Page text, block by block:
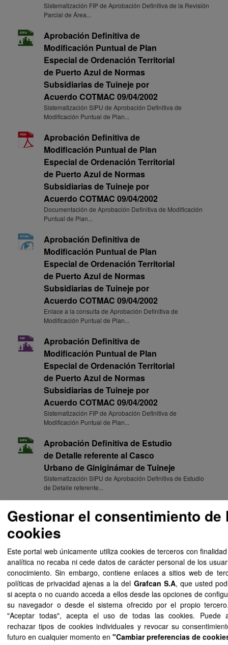
Sistematización FIP de Aprobación Definitiva de la Revisión
Parcial de Área...
Aprobación Definitiva de
Modificación Puntual de Plan
Especial de Ordenación Territorial
de Puerto Azul de Normas
Subsidiarias de Tuineje por
Acuerdo COTMAC 09/04/2002
Sistematización SIPU de Aprobación Definitiva de
Modificación Puntual de Plan...
Aprobación Definitiva de
Modificación Puntual de Plan
Especial de Ordenación Territorial
de Puerto Azul de Normas
Subsidiarias de Tuineje por
Acuerdo COTMAC 09/04/2002
Documentación de Aprobación Definitiva de Modificación
Puntual de Plan...
Aprobación Definitiva de
Modificación Puntual de Plan
Especial de Ordenación Territorial
de Puerto Azul de Normas
Subsidiarias de Tuineje por
Acuerdo COTMAC 09/04/2002
Enlace a la consulta de Aprobación Definitiva de
Modificación Puntual de Plan...
Aprobación Definitiva de
Modificación Puntual de Plan
Especial de Ordenación Territorial
de Puerto Azul de Normas
Subsidiarias de Tuineje por
Acuerdo COTMAC 09/04/2002
Sistematización FIP de Aprobación Definitiva de
Modificación Puntual de Plan...
Aprobación Definitiva de Estudio
de Detalle referente al Casco
Urbano de Giniginámar de Tuineje
Sistematización SIPU de Aprobación Definitiva de Estudio
de Detalle referente...
Aprobación Definitiva de Estudio
de Detalle referente al Casco
Urbano de Giniginámar de Tuineje
Detalle referente al...
Aprobación Definitiva de Estudio
de Detalle referente al Casco
Urbano de Giniginámar de Tuineje
Enlace a la consulta de Aprobación Definitiva de Estudio de
Detalle referente...
Aprobación Definitiva de Estudio
Gestionar el consentimiento de
cookies
Este portal web únicamente utiliza cookies de terceros con
analítica no recaba ni cede datos de carácter personal de los
conocimiento. Sin embargo, contiene enlaces a sitios web de
políticas de privacidad ajenas a la del Grafcan S.A, que usted
si acepta o no cuando acceda a ellos desde las opciones de
su navegador o desde el sistema ofrecido por el propio
"Aceptar todas", acepta el uso de todas las cookies. Puede
rechazar tipos de cookies individuales y revocar su
futuro en cualquier momento en "Cambiar preferencias de